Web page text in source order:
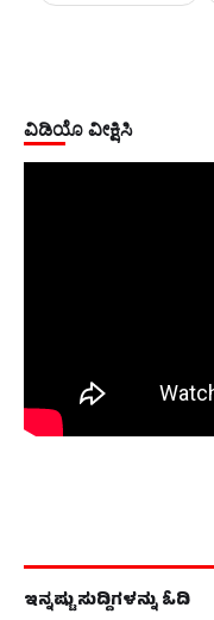
ವಿಡಿಯೊ ವೀಕ್ಷಿಸಿ
ಇನ್ನಷ್ಟು ಸುದ್ದಿಗಳನ್ನು ಓದಿ